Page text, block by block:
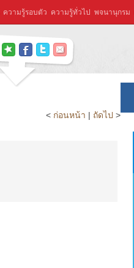
ความรู้รอบตัว ความรู้ทั่วไป พจนานุกรม
< ก่อนหน้า | ถัดไป >